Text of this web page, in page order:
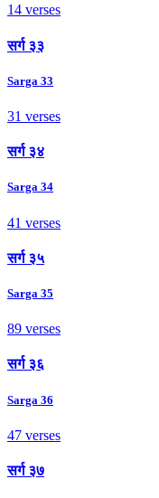
14 verses
सर्ग ३३
Sarga 33
31 verses
सर्ग ३४
Sarga 34
41 verses
सर्ग ३५
Sarga 35
89 verses
सर्ग ३६
Sarga 36
47 verses
सर्ग ३७